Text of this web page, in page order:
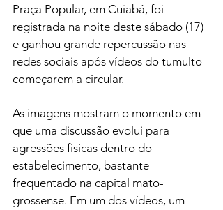
Praça Popular, em Cuiabá, foi
registrada na noite deste sábado (17)
e ganhou grande repercussão nas
redes sociais após vídeos do tumulto
começarem a circular.
As imagens mostram o momento em
que uma discussão evolui para
agressões físicas dentro do
estabelecimento, bastante
frequentado na capital mato-
grossense. Em um dos vídeos, um